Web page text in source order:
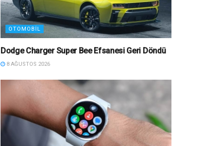
OTOMOBIL
Dodge Charger Super Bee Efsanesi Geri Döndü
8 AĞUSTOS 2026